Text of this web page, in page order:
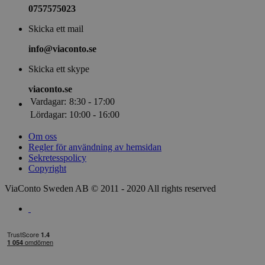
0757575023
Skicka ett mail
info@viaconto.se
Skicka ett skype
viaconto.se
Vardagar: 8:30 - 17:00
Lördagar: 10:00 - 16:00
Om oss
Regler för användning av hemsidan
Sekretesspolicy
Copyright
ViaConto Sweden AB © 2011 - 2020 All rights reserved